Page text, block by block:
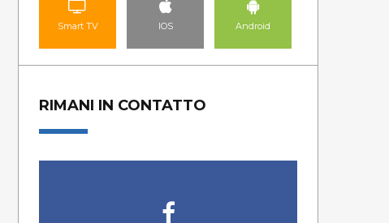
Smart TV IOS Android
RIMANI IN CONTATTO